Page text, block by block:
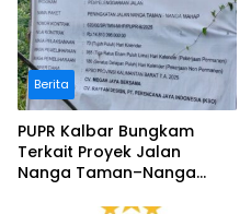
Berita
PUPR Kalbar Bungkam
Terkait Proyek Jalan
Nanga Taman–Nanga